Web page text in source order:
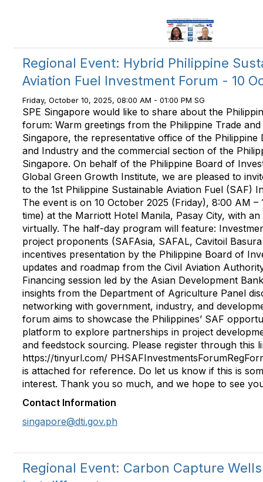
Regional Event: Hybrid Philippine
Aviation Fuel Investment Forum - 10
Friday, October 10, 2025, 08:00 AM - 01:00 PM SG
SPE Singapore would like to share about the
forum: Warm greetings from the Philippine Trade
Singapore, the representative office of the Philippine
and Industry and the commercial section of the
Singapore. On behalf of the Philippine Board of
Global Green Growth Institute, we are pleased to
to the 1st Philippine Sustainable Aviation Fuel (SAF)
The event is on 10 October 2025 (Friday), 8:00 AM –
time) at the Marriott Hotel Manila, Pasay City, with
virtually. The half-day program will feature:
project proponents (SAFAsia, SAFAL, Cavitoil
incentives presentation by the Philippine Board of
updates and roadmap from the Civil Aviation
Financing session led by the Asian Development
insights from the Department of Agriculture Panel
networking with government, industry, and
forum aims to showcase the Philippines’ SAF
platform to explore partnerships in project
and feedstock sourcing. Please register through this
https://tinyurl.com/
is attached for reference. Do let us know if this is
interest. Thank you so much, and we hope to see
Contact Information
singapore@dti.gov.ph
Regional Event: Carbon Capture